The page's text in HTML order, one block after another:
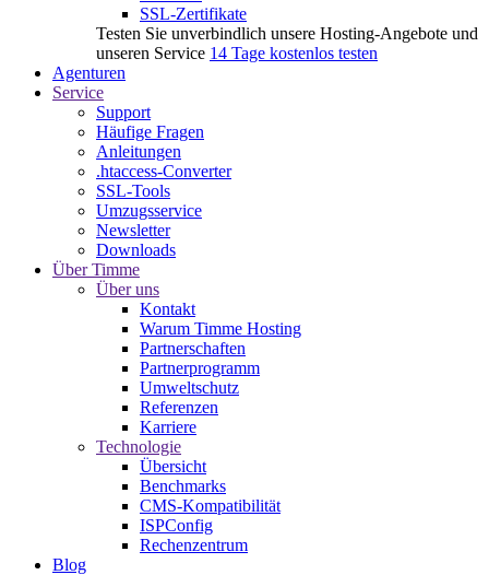
SSL-Zertifikate
Testen Sie unverbindlich unsere Hosting-Angebote und
unseren Service 14 Tage kostenlos testen
Agenturen
Service
Support
Häufige Fragen
Anleitungen
.htaccess-Converter
SSL-Tools
Umzugsservice
Newsletter
Downloads
Über Timme
Über uns
Kontakt
Warum Timme Hosting
Partnerschaften
Partnerprogramm
Umweltschutz
Referenzen
Karriere
Technologie
Übersicht
Benchmarks
CMS-Kompatibilität
ISPConfig
Rechenzentrum
Blog